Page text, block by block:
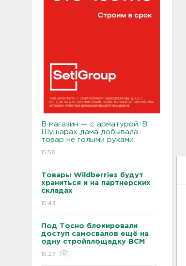
В магазин — с арматурой. В
Шушарах дама добывала
товар не голыми руками
15:58
Товары Wildberries будут
храниться и на партнерских
складах
15:43
Под Тосно блокировали
доступ самосвалов ещё на
одну стройплощадку ВСМ
15:27